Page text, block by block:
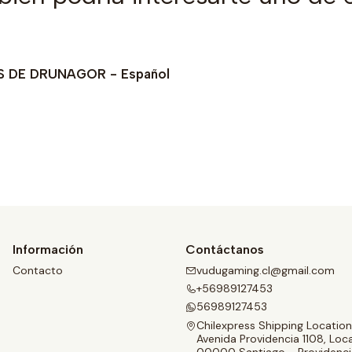
DE DRUNAGOR - Español
Información
Contacto
Contáctanos
vudugaming.cl@gmail.com
+56989127453
56989127453
Chilexpress Shipping Location
Avenida Providencia 1108,